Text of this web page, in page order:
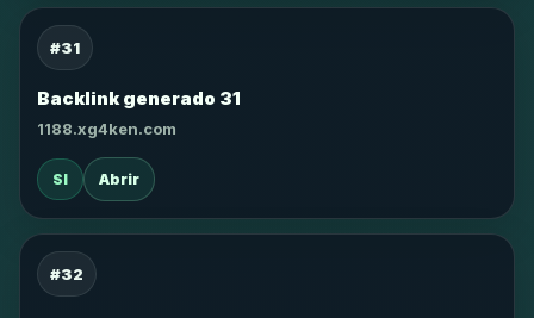
#31
Backlink generado 31
1188.xg4ken.com
SI Abrir
#32